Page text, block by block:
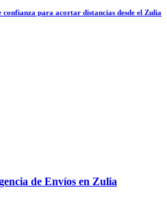
para acortar distancias desde el Zulia
de Envíos en Zulia